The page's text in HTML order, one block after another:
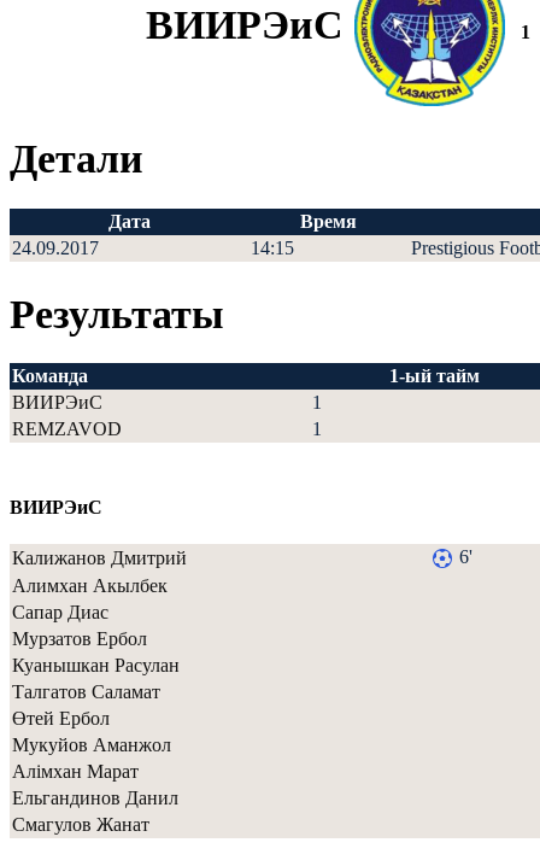
ВИИРЭиС 1
Детали
Дата
Время
24.09.2017
14:15 Prestigious
Результаты
Команда
1-ый тайм
ВИИРЭиС
1
REMZAVOD
1
ВИИРЭиС
Калижанов Дмитрий
6'
Алимхан Акылбек
Сапар Диас
Мурзатов Ербол
Куанышкан Расулан
Талгатов Саламат
Өтей Ербол
Мукуйов Аманжол
Алімхан Марат
Ельгандинов Данил
Смагулов Жанат